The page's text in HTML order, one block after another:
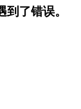
了错误。